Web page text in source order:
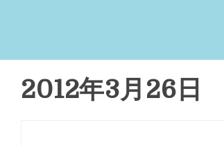
2012年3月26日